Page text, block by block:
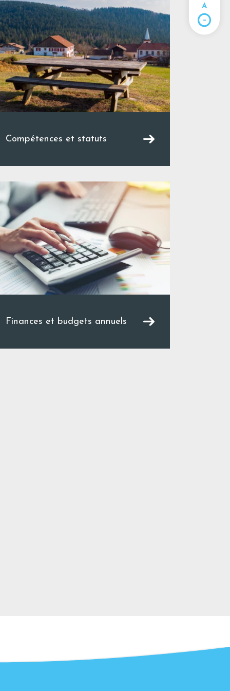
A
Compétences et statuts
Finances et budgets annuels